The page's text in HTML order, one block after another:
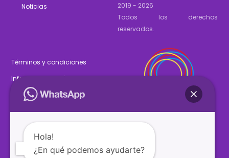
Noticias
2019 - 2026
Todos los derechos
reservados.
Términos y condiciones
Informe de gestión 2025
Estados financieros 2025
Hola!
¿En qué podemos ayudarte?